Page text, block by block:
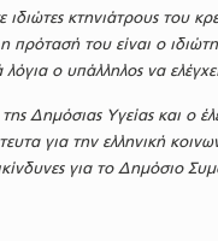
κτηνιάτρους του
του είναι ο
ο υπάλληλος να
Δημόσιας Υγείας και ο
για την ελληνική
για το Δημόσιο